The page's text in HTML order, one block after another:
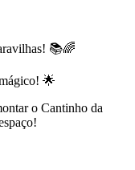
📚🌈
🌟
o Cantinho da